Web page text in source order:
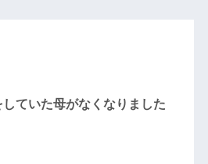
していた母がなくなりました